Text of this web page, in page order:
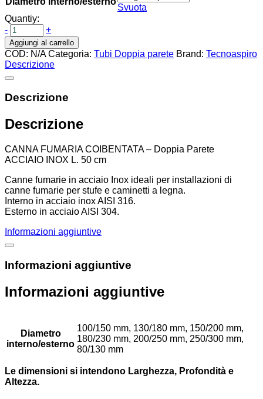
Svuota
Quantiy:
-
+
Aggiungi al carrello
COD: N/A Categoria: Tubi Doppia parete Brand: Tecnoaspiro
Descrizione
Descrizione
Descrizione
CANNA FUMARIA COIBENTATA – Doppia Parete
ACCIAIO INOX L. 50 cm
Canne fumarie in acciaio Inox ideali per installazioni di
canne fumarie per stufe e caminetti a legna.
Interno in acciaio inox AISI 316.
Esterno in acciaio AISI 304.
Informazioni aggiuntive
Informazioni aggiuntive
Informazioni aggiuntive
Diametro
interno/esterno
100/150 mm, 130/180 mm, 150/200 mm,
180/230 mm, 200/250 mm, 250/300 mm,
80/130 mm
Le dimensioni si intendono Larghezza, Profondità e
Altezza.